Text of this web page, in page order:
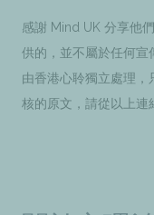
感謝 Mind UK 分享他
供的，並不屬於任何宣
由香港心聆獨立處理，
核的原文，請從以上連